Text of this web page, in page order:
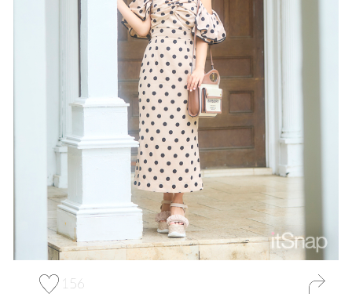
156